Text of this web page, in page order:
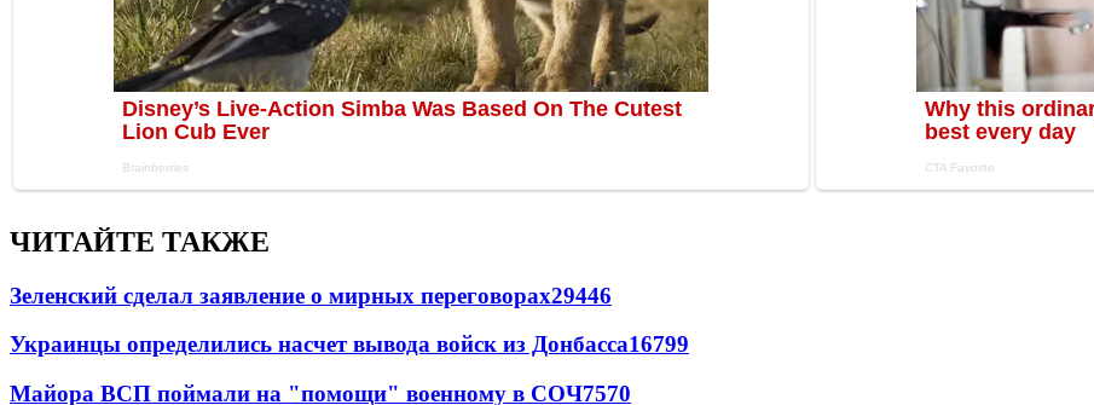
ЧИТАЙТЕ ТАКЖЕ
Зеленский сделал заявление о мирных переговорах29446
Украинцы определились насчет вывода войск из Донбасса16799
Майора ВСП поймали на "помощи" военному в СОЧ7570